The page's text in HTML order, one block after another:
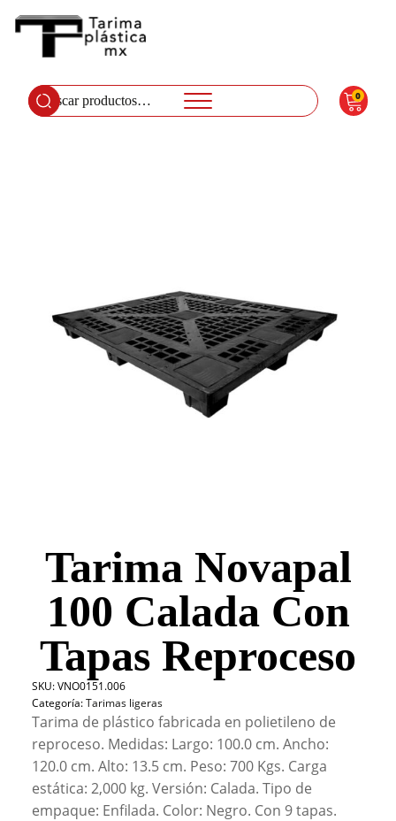
Buscar
por:
0
Tarima Novapal
100 Calada Con
Tapas Reproceso
SKU:VNO0151.006
Categoría:Tarimas ligeras
Tarima de plástico fabricada en polietileno de
reproceso. Medidas: Largo: 100.0 cm. Ancho:
120.0 cm. Alto: 13.5 cm. Peso: 700 Kgs. Carga
estática: 2,000 kg. Versión: Calada. Tipo de
empaque: Enfilada. Color: Negro. Con 9 tapas.